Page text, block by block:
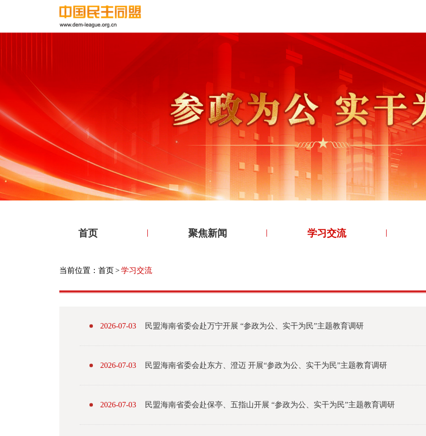
首页 聚焦新闻 学习交流
当前位置： 首页>学习交流
2026-07-03 民盟海南省委会赴万宁开展 “参政为公、实干为民”主题教育调研
2026-07-03 民盟海南省委会赴东方、澄迈 开展“参政为公、实干为民”主题教育调研
2026-07-03 民盟海南省委会赴保亭、五指山开展 “参政为公、实干为民”主题教育调研